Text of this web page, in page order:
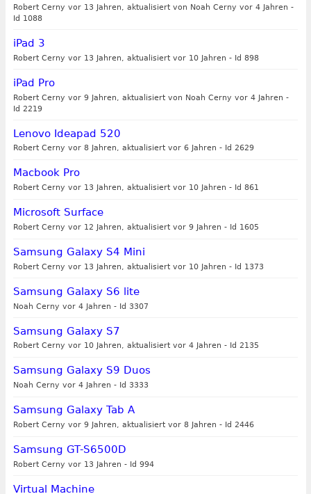
Robert Cerny vor 13 Jahren, aktualisiert von Noah Cerny vor 4 Jahren -
Id 1088
iPad 3
Robert Cerny vor 13 Jahren, aktualisiert vor 10 Jahren - Id 898
iPad Pro
Robert Cerny vor 9 Jahren, aktualisiert von Noah Cerny vor 4 Jahren -
Id 2219
Lenovo Ideapad 520
Robert Cerny vor 8 Jahren, aktualisiert vor 6 Jahren - Id 2629
Macbook Pro
Robert Cerny vor 13 Jahren, aktualisiert vor 10 Jahren - Id 861
Microsoft Surface
Robert Cerny vor 12 Jahren, aktualisiert vor 9 Jahren - Id 1605
Samsung Galaxy S4 Mini
Robert Cerny vor 13 Jahren, aktualisiert vor 10 Jahren - Id 1373
Samsung Galaxy S6 lite
Noah Cerny vor 4 Jahren - Id 3307
Samsung Galaxy S7
Robert Cerny vor 10 Jahren, aktualisiert vor 4 Jahren - Id 2135
Samsung Galaxy S9 Duos
Noah Cerny vor 4 Jahren - Id 3333
Samsung Galaxy Tab A
Robert Cerny vor 9 Jahren, aktualisiert vor 8 Jahren - Id 2446
Samsung GT-S6500D
Robert Cerny vor 13 Jahren - Id 994
Virtual Machine